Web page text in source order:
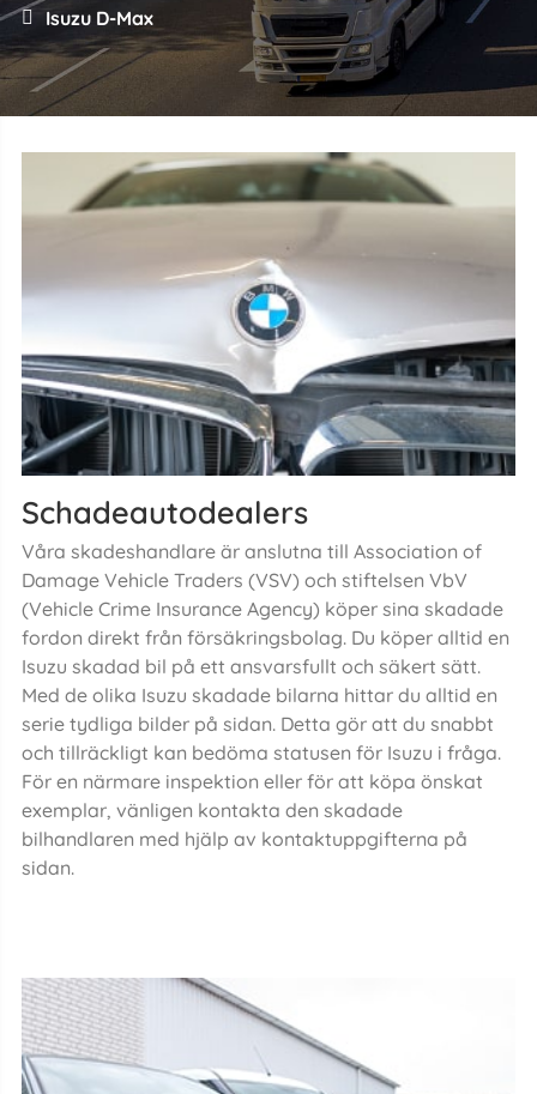
Isuzu D-Max
Schadeautodealers
Våra skadeshandlare är anslutna till Association of
Damage Vehicle Traders (VSV) och stiftelsen VbV
(Vehicle Crime Insurance Agency) köper sina skadade
fordon direkt från försäkringsbolag. Du köper alltid en
Isuzu skadad bil på ett ansvarsfullt och säkert sätt.
Med de olika Isuzu skadade bilarna hittar du alltid en
serie tydliga bilder på sidan. Detta gör att du snabbt
och tillräckligt kan bedöma statusen för Isuzu i fråga.
För en närmare inspektion eller för att köpa önskat
exemplar, vänligen kontakta den skadade
bilhandlaren med hjälp av kontaktuppgifterna på
sidan.